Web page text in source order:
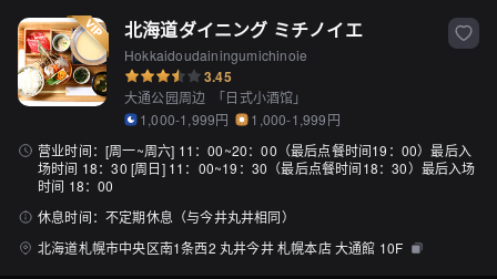
北海道ダイニング ミチノイエ
Hokkaidoudainingumichinoie
3.45
大通公园周边 「日式小酒馆」
1,000-1,999円
1,000-1,999円
营业时间： [周一~周六] 11：00~20：00（最后点餐时间19：00）最后入
场时间 18：30 [周日] 11：00~19：30（最后点餐时间18：30）最后入场
时间 18：00
休息时间： 不定期休息（与今井丸井相同）
北海道札幌市中央区南1条西2 丸井今井 札幌本店 大通館 10F